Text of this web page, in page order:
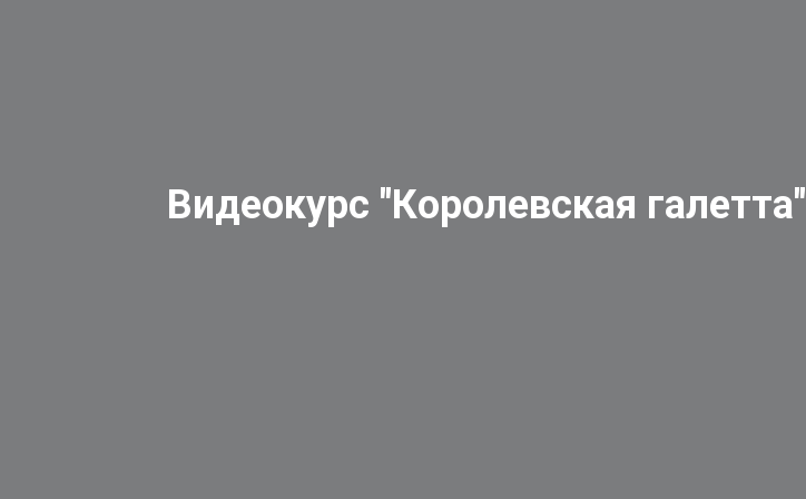
Видеокурс "Королевская галетта"